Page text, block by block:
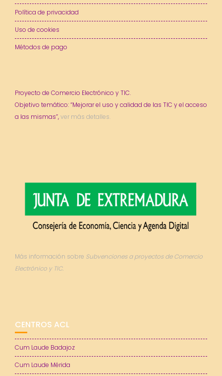
Política de privacidad
Uso de cookies
Métodos de pago
Proyecto de Comercio Electrónico y TIC.
Objetivo temático: “Mejorar el uso y calidad de las TIC y el acceso
a las mismas”,ver más detalles.
Más información sobre Subvenciones a proyectos de Comercio
Electrónico y TIC.
CENTROS ACL
Cum Laude Badajoz
Cum Laude Mérida